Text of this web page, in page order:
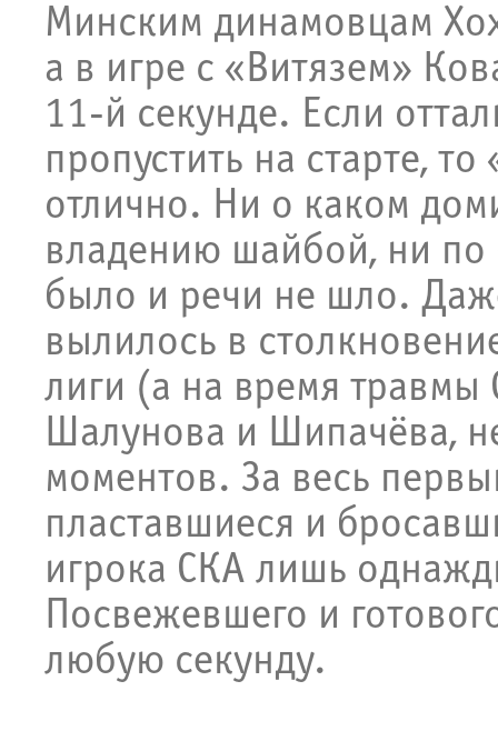
Минским динамовцам
а в игре с «Витязем»
11-й секунде. Если
пропустить на старте,
отлично. Ни о каком
владению шайбой, ни по
было и речи не шло.
вылилось в
лиги (а на время
Шалунова и Шипачёва,
моментов. За весь
пластавшиеся и
игрока СКА лишь
Посвежевшего и
любую секунду.